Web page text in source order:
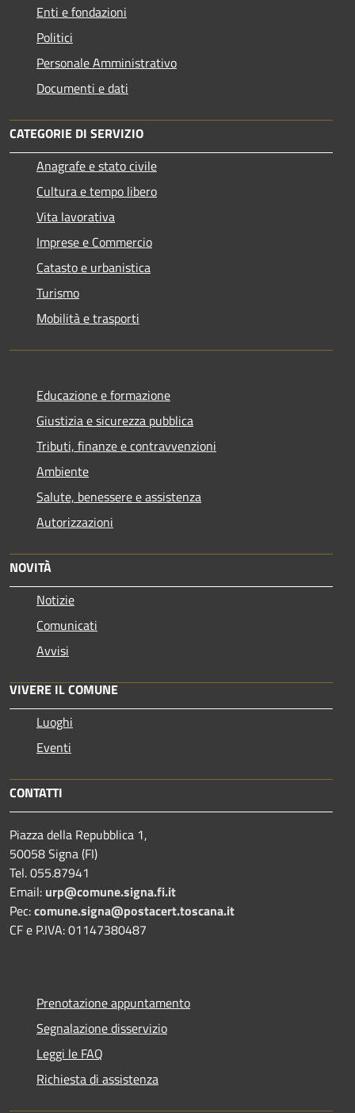
Enti e fondazioni
Politici
Personale Amministrativo
Documenti e dati
CATEGORIE DI SERVIZIO
Anagrafe e stato civile
Cultura e tempo libero
Vita lavorativa
Imprese e Commercio
Catasto e urbanistica
Turismo
Mobilità e trasporti
Educazione e formazione
Giustizia e sicurezza pubblica
Tributi, finanze e contravvenzioni
Ambiente
Salute, benessere e assistenza
Autorizzazioni
NOVITÀ
Notizie
Comunicati
Avvisi
VIVERE IL COMUNE
Luoghi
Eventi
CONTATTI
Piazza della Repubblica 1,
50058 Signa (FI)
Tel. 055.87941
Email: urp@comune.signa.fi.it
Pec:comune.signa@postacert.toscana.it
CF e P.IVA: 01147380487
Prenotazione appuntamento
Segnalazione disservizio
Leggi le FAQ
Richiesta di assistenza